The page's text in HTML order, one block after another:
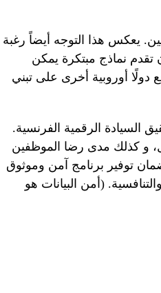
يعكس هذا التوجه أيضاً رغبة
تقدم نماذج مبتكرة يمكن
دولًا أوروبية أخرى على تبني
السيادة الرقمية الفرنسية.
و كذلك مدى رضا الموظفين
توفير برنامج آمن وموثوق
(أمن البيانات هو